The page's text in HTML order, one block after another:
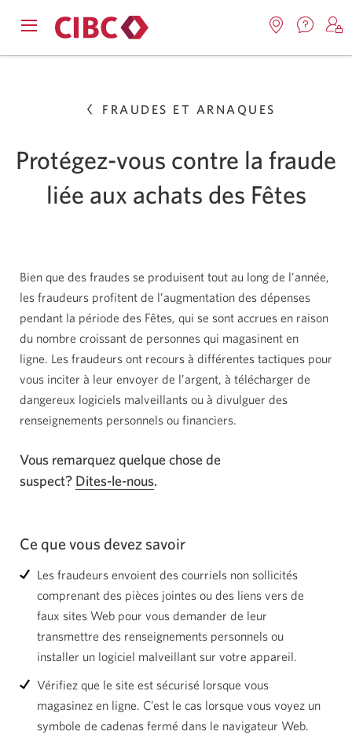
Passer
Services
en
direct
Passer
contenu
navigation
FRAUDES ET ARNAQUES
Protégez-vous contre la fraude
liée aux achats des Fêtes
Bien que des fraudes se produisent tout au long de l’année,
les fraudeurs profitent de l’augmentation des dépenses
pendant la période des Fêtes, qui se sont accrues en raison
du nombre croissant de personnes qui magasinent en
ligne. Les fraudeurs ont recours à différentes tactiques pour
vous inciter à leur envoyer de l’argent, à télécharger de
dangereux logiciels malveillants ou à divulguer des
renseignements personnels ou financiers.
Vous remarquez quelque chose de
suspect? Dites-le-nous.
Ce que vous devez savoir
Les fraudeurs envoient des courriels non sollicités
comprenant des pièces jointes ou des liens vers de
faux sites Web pour vous demander de leur
transmettre des renseignements personnels ou
installer un logiciel malveillant survotre appareil.
Vérifiez que le site est sécurisé lorsque vous
magasinez en ligne. C’est le cas lorsque vous voyez un
symbole de cadenas fermé dans le navigateur Web.